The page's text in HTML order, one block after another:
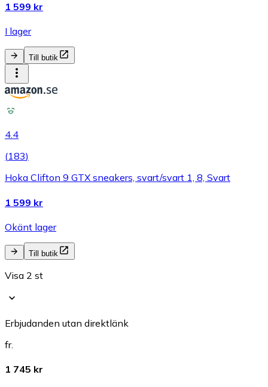
1 599 kr
I lager
Till butik
4.4
(183)
Hoka Clifton 9 GTX sneakers, svart/svart 1, 8, Svart
1 599 kr
Okänt lager
Till butik
Visa 2 st
Erbjudanden utan direktlänk
fr.
1 745 kr